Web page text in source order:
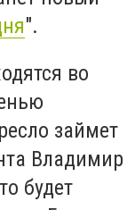
".
во
займет
Владимир
будет